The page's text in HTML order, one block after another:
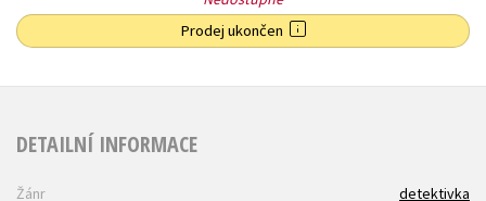
Prodej ukončen
DETAILNÍ INFORMACE
Žánr
detektivka